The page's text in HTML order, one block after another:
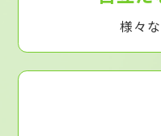
様々